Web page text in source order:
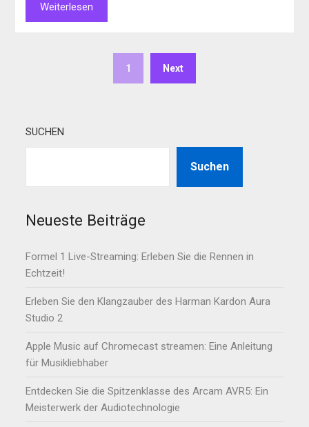
Weiterlesen
1 Next
SUCHEN
Suchen
Neueste Beiträge
Formel 1 Live-Streaming: Erleben Sie die Rennen in
Echtzeit!
Erleben Sie den Klangzauber des Harman Kardon Aura
Studio 2
Apple Music auf Chromecast streamen: Eine Anleitung
für Musikliebhaber
Entdecken Sie die Spitzenklasse des Arcam AVR5: Ein
Meisterwerk der Audiotechnologie